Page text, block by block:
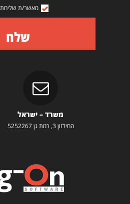
מאשר/ת שליחת
שלח
משרד – ישראל
החילזון 3, רמת גן 5252267